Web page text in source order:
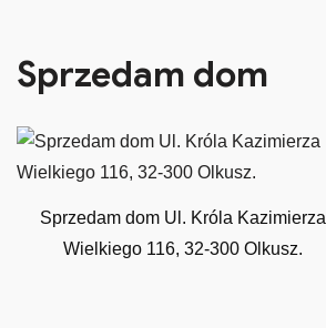
Sprzedam dom
Sprzedam dom Ul. Króla Kazimierza
Wielkiego 116, 32-300 Olkusz.